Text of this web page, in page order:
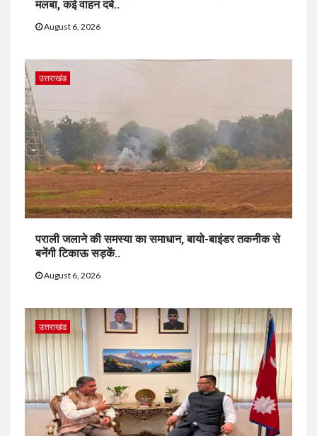
मलबा, कई वाहन दबे..
August 6, 2026
उत्तराखंड
पराली जलाने की समस्या का समाधान, बायो-बाइंडर तकनीक से
बनेंगी टिकाऊ सड़कें..
August 6, 2026
उत्तराखंड